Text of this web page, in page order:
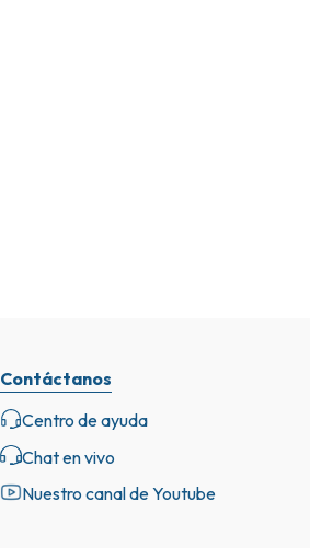
Contáctanos
Centro de ayuda
Chat en vivo
Nuestro canal de Youtube